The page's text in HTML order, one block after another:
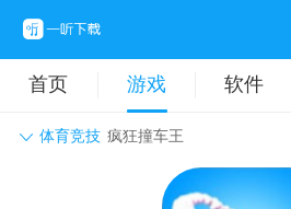
首页 游戏 软件
体育竞技 疯狂撞车王
动作格斗 休